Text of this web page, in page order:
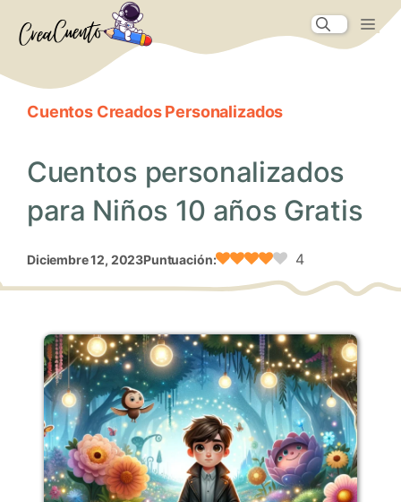
Cuentos Creados Personalizados
Cuentos personalizados
para Niños 10 años Gratis
diciembre 12, 2023Puntuación: 4